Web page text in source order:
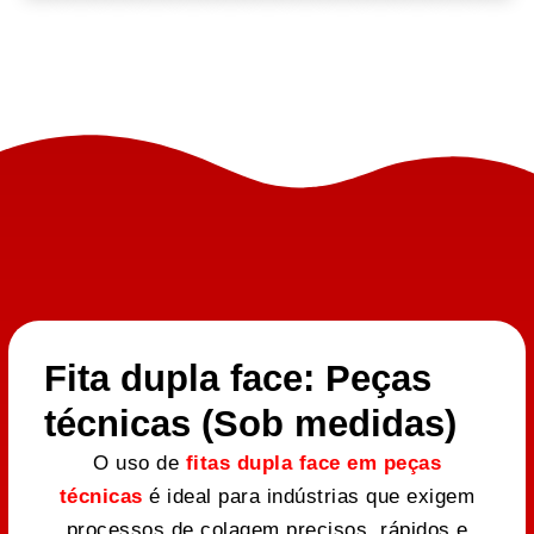
Fita dupla face: Peças
técnicas (Sob medidas)
O uso de fitas dupla face em peças
técnicas é ideal para indústrias que exigem